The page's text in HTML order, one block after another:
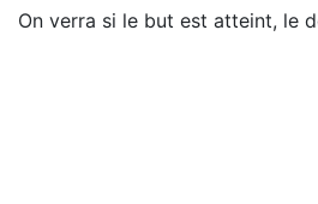
On verra si le but est atteint, le